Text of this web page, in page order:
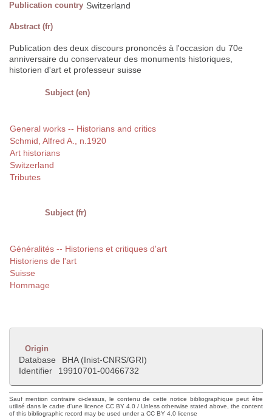
Publication country Switzerland
Abstract (fr)
Publication des deux discours prononcés à l'occasion du 70e
anniversaire du conservateur des monuments historiques,
historien d'art et professeur suisse
Subject (en)
General works -- Historians and critics
Schmid, Alfred A., n.1920
Art historians
Switzerland
Tributes
Subject (fr)
Généralités -- Historiens et critiques d'art
Historiens de l'art
Suisse
Hommage
Origin
Database
BHA (Inist-CNRS/GRI)
Identifier
19910701-00466732
Sauf mention contraire ci-dessus, le contenu de cette notice bibliographique peut être
utilisé dans le cadre d'une licence CC BY 4.0 / Unless otherwise stated above, the content
of this bibliographic record may be used under a CC BY 4.0 license